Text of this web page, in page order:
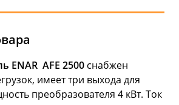
ENAR AFE 2500 снабжен
имеет три выхода для
преобразователя 4 кВт. Ток